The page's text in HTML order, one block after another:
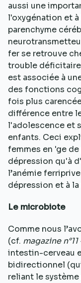
aussi une
l'oxygénation et
parenchyme
fer se retrouve
trouble
est associée à
des fonctions
fois plus
différence entre
l'adolescence et
enfants. Ceci
femmes en 'ge
dépression qu'à
l’anémie
dépression et à
Le microbiote
Comme nous
(cf. magazine
intestin-cerveau
bidirectionnel
reliant le